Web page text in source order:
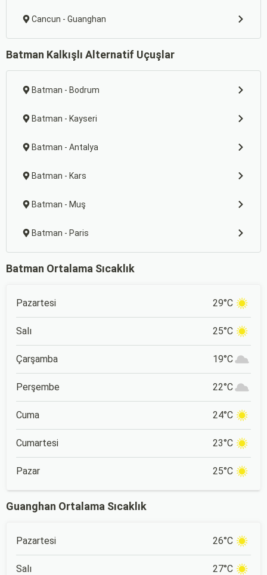
Cancun - Guanghan
Batman Kalkışlı Alternatif Uçuşlar
Batman - Bodrum
Batman - Kayseri
Batman - Antalya
Batman - Kars
Batman - Muş
Batman - Paris
Batman Ortalama Sıcaklık
Pazartesi 29°C
Salı 25°C
Çarşamba 19°C
Perşembe 22°C
Cuma 24°C
Cumartesi 23°C
Pazar 25°C
Guanghan Ortalama Sıcaklık
Pazartesi 26°C
Salı 27°C